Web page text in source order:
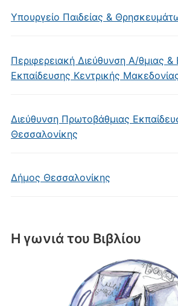
Υπουργείο Παιδείας &
Περιφερειακή Διεύθυνση Α/θμιας &
Εκπαίδευσης Κεντρικής
Διεύθυνση Πρωτοβάθμιας
Θεσσαλονίκης
Δήμος Θεσσαλονίκης
Η γωνιά του Βιβλίου